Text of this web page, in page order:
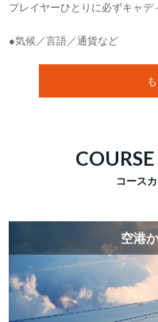
プレイヤーひとりに必ずキャデ
●気候／言語／通貨など
コース
空港